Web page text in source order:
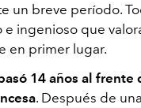
un breve período.
ingenioso que
en primer lugar.
14 años al
. Después de